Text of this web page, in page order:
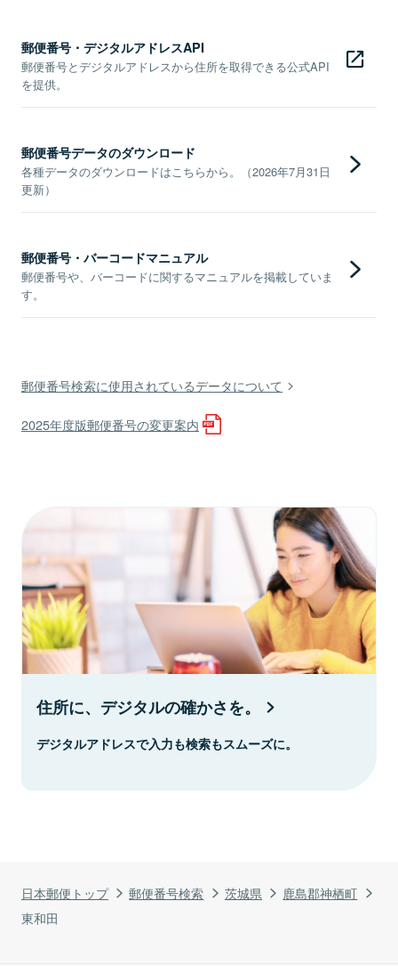
日本郵便トップ 郵便番号検索 茨城県
鹿島郡神栖町
東和田
郵便番号・デジタルアドレスAPI
郵便番号とデジタルアドレスから住所を取得できる公式API
を提供。
郵便番号データのダウンロード
各種データのダウンロードはこちらから。（2026年7月31日
更新）
郵便番号・バーコードマニュアル
郵便番号や、バーコードに関するマニュアルを掲載していま
す。
郵便番号検索に使用されているデータについて
2025年度版郵便番号の変更案内
住所に、デジタルの確かさを。
デジタルアドレスで入力も検索もスムーズに。